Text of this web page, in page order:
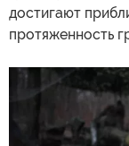
достигают
протяженность